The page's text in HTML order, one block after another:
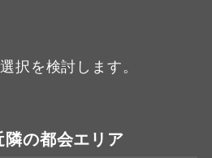
択を検討します。
の都会エリア